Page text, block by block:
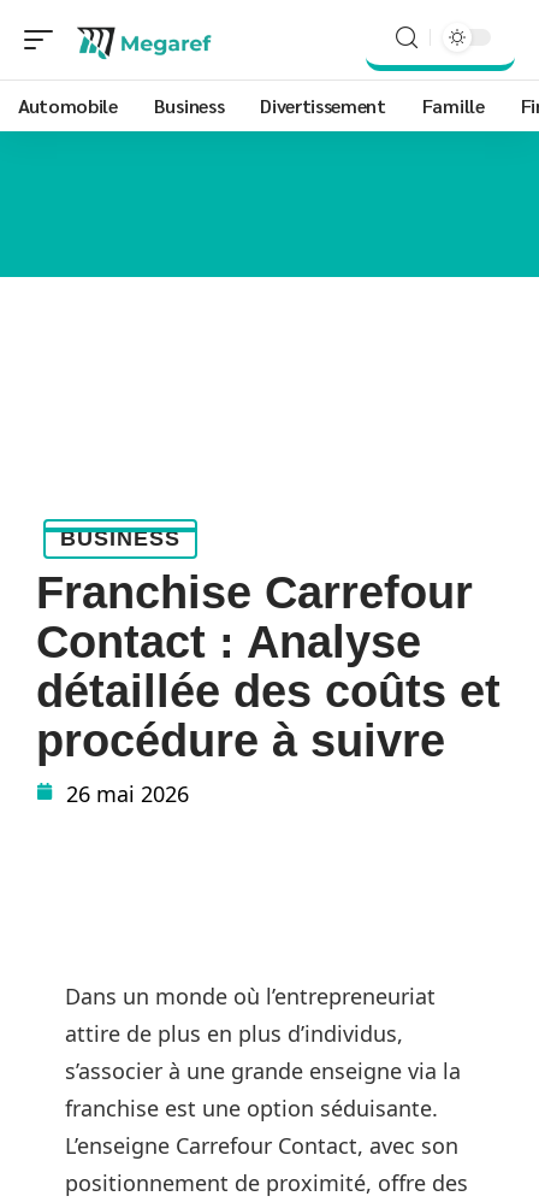
Automobile Business Divertissement Famille
BUSINESS
Franchise Carrefour
Contact : Analyse
détaillée des coûts et
procédure à suivre
26 mai 2026
Dans un monde où l’entrepreneuriat
attire de plus en plus d’individus,
s’associer à une grande enseigne via la
franchise est une option séduisante.
L’enseigne Carrefour Contact, avec son
positionnement de proximité, offre des